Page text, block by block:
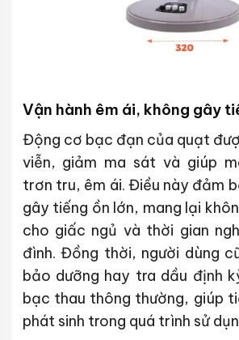
Vận hành êm ái, không gây
Động cơ bạc đạn của quạt
viễn, giảm ma sát và giúp
trơn tru, êm ái. Điều này đảm
gây tiếng ồn lớn, mang lại
cho giấc ngủ và thời gian
đình. Đồng thời, người dùng
bảo dưỡng hay tra dầu định
bạc thau thông thường, giúp
phát sinh trong quá trình sử